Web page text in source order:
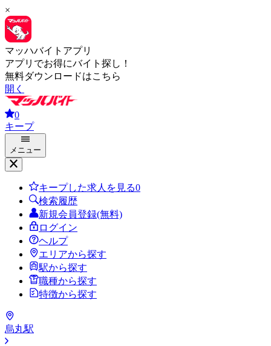
×
マッハバイトアプリ
アプリでお得にバイト探し！
無料ダウンロードはこちら
開く
0
キープ
メニュー
キープした求人を見る0
検索履歴
新規会員登録(無料)
ログイン
ヘルプ
エリアから探す
駅から探す
職種から探す
特徴から探す
烏丸駅